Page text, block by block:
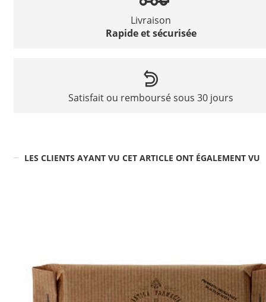
Livraison
Rapide et sécurisée
Satisfait ou remboursé sous 30 jours
LES CLIENTS AYANT VU CET ARTICLE ONT ÉGALEMENT VU